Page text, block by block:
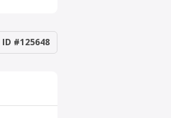
ID #125648